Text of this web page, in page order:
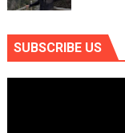
SUBSCRIBE US